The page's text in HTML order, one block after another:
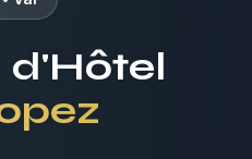
d'Hôtel